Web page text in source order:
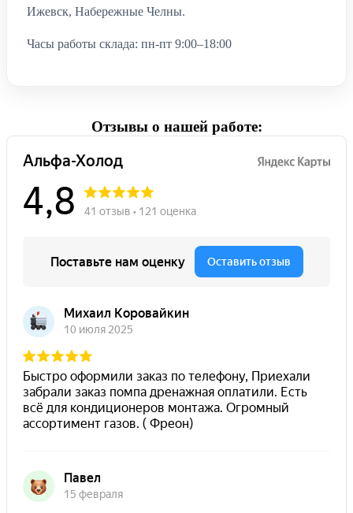
Ижевск, Набережные Челны.
Часы работы склада: пн-пт 9:00–18:00
Отзывы о нашей работе: